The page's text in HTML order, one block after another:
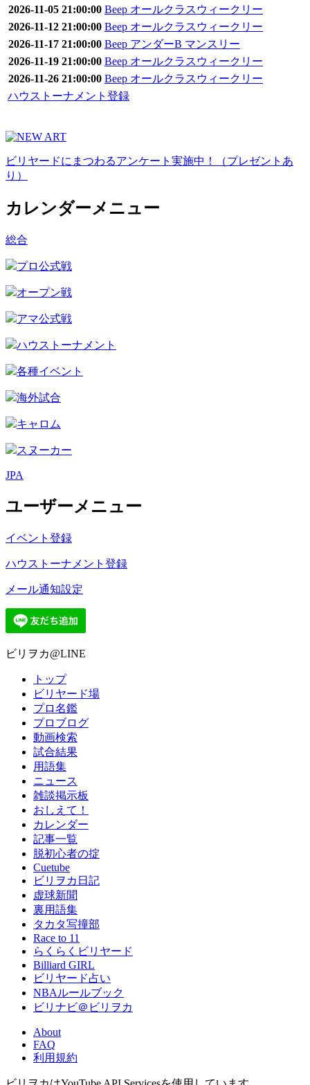
2026-11-05 21:00:00 Beep オールクラスウィークリー
2026-11-12 21:00:00 Beep オールクラスウィークリー
2026-11-17 21:00:00 Beep アンダーB マンスリー
2026-11-19 21:00:00 Beep オールクラスウィークリー
2026-11-26 21:00:00 Beep オールクラスウィークリー
ハウストーナメント登録
ビリヤードにまつわるアンケート実施中！（プレゼントあ
り）
カレンダーメニュー
総合
プロ公式戦
オープン戦
アマ公式戦
ハウストーナメント
各種イベント
海外試合
キャロム
スヌーカー
JPA
ユーザーメニュー
イベント登録
ハウストーナメント登録
メール通知設定
ビリヲカ@LINE
トップ
ビリヤード場
プロ名鑑
プロブログ
動画検索
試合結果
用語集
ニュース
雑談掲示板
おしえて！
カレンダー
記事一覧
脱初心者の掟
Cuetube
ビリヲカ日記
虚球新聞
裏用語集
タカタ写撞部
Race to 11
らくらくビリヤード
Billiard GIRL
ビリヤード占い
NBAルールブック
ビリナビ＠ビリヲカ
About
FAQ
利用規約